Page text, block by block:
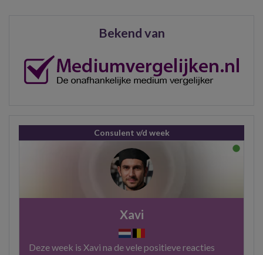
Bekend van
Consulent v/d week
Xavi
Deze week is Xavi na de vele positieve reacties